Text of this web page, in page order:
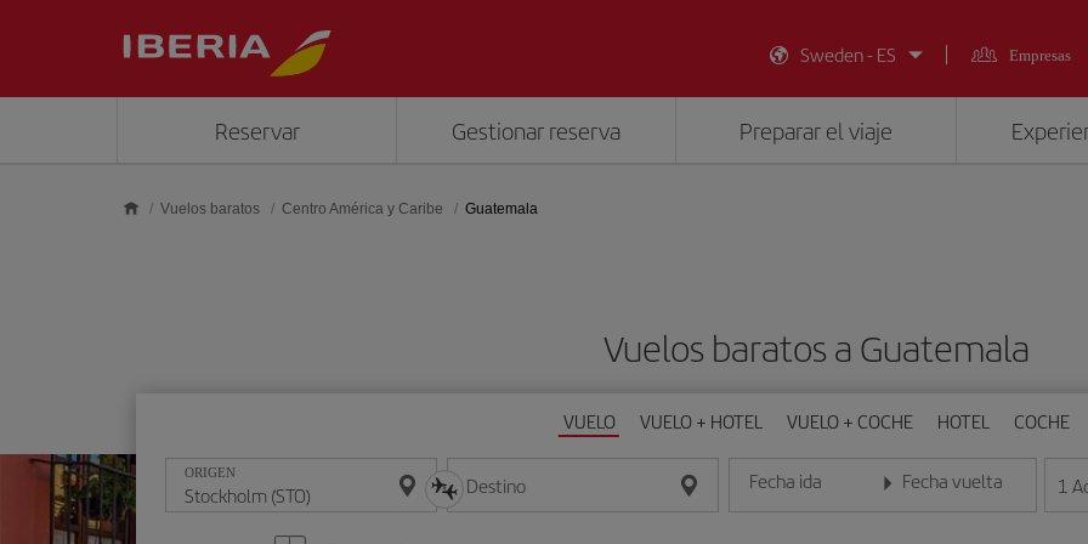
Sweden - ES
Empresas
Reservar Gestionar reserva Preparar el viaje
Vuelos baratos Centro América y Caribe Guatemala
Vuelos baratos a Guatemala
VUELO VUELO + HOTEL VUELO + COCHE HOTEL COCHE
ORIGEN Destino Fecha ida
Introduce la fecha en formato día/mes/año
Fecha vuelta
Introduce la fecha en 1